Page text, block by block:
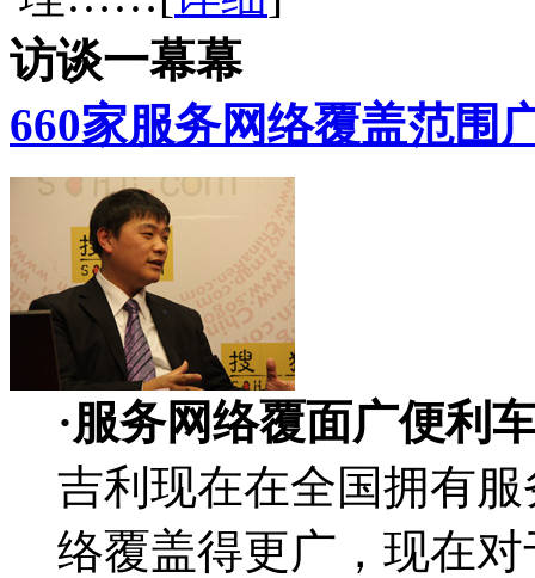
访谈一幕幕
660家服务网络覆盖范围
·服务网络覆面广便利
吉利现在在全国拥有
络覆盖得更广，现在